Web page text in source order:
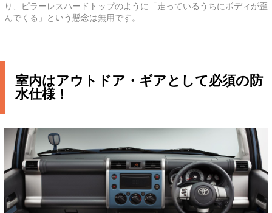
り、ピラーレスハードトップのように「走っているうちにボディが歪
んでくる」という懸念は無用です。
室内はアウトドア・ギアとして必須の防
水仕様！